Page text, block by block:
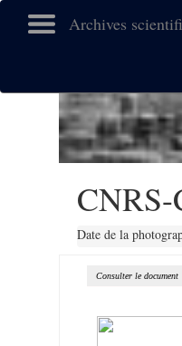
Archives
Date de la
Consulter le document